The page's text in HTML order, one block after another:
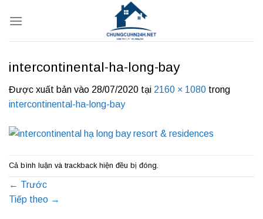
qua
intercontinental-ha-long-bay
Được xuất bản vào 28/07/2020 tại 2160 × 1080 trong
intercontinental-ha-long-bay
Cả bình luận và trackback hiện đều bị đóng.
← Trước
Tiếp theo →